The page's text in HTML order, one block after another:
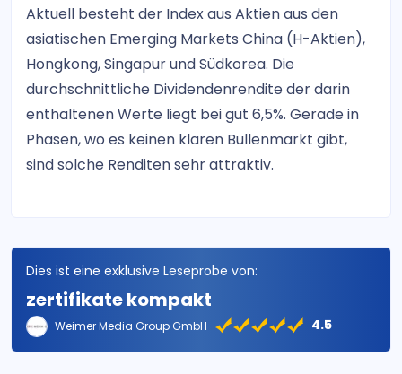
Aktuell besteht der Index aus Aktien aus den
asiatischen Emerging Markets China (H-Aktien),
Hongkong, Singapur und Südkorea. Die
durchschnittliche Dividendenrendite der darin
enthaltenen Werte liegt bei gut 6,5%. Gerade in
Phasen, wo es keinen klaren Bullenmarkt gibt,
sind solche Renditen sehr attraktiv.
Dies ist eine exklusive Leseprobe von:
zertifikate kompakt
Weimer Media Group GmbH 4.5